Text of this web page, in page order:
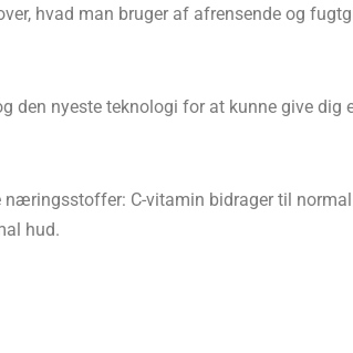
hvad man bruger af afrensende og
den nyeste teknologi for at kunne give
C-vitamin bidrager til
hud.